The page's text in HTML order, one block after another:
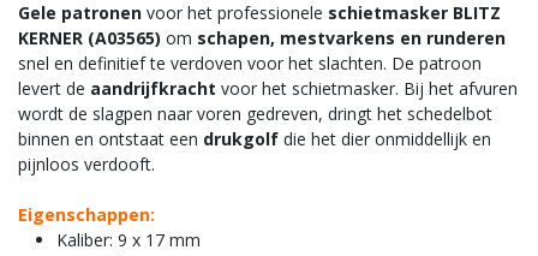
Gele patronen voor het professionele schietmasker BLITZ
KERNER (A03565) om schapen, mestvarkens en runderen
snel en definitief te verdoven voor het slachten. De patroon
levert de aandrijfkracht voor het schietmasker. Bij het afvuren
wordt de slagpen naar voren gedreven, dringt het schedelbot
binnen en ontstaat een drukgolf die het dier onmiddellijk en
pijnloos verdooft.
Eigenschappen:
Kaliber: 9 x 17 mm